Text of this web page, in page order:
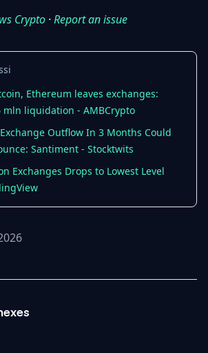
Crypto ·Report an issue
Ethereum leaves exchanges:
mln liquidation - AMBCrypto
Outflow In 3 Months Could
Santiment - Stocktwits
Exchanges Drops to Lowest Level